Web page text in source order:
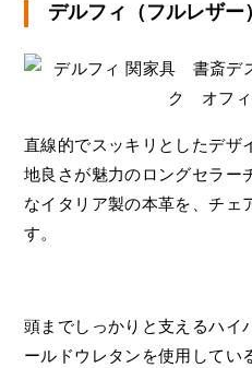
デルフィ（フルレザー）
直線的でスッキリとしたデザ
地良さが魅力のロングセラー
なイタリア製の本革を、チェ
す。
頭までしっかりと支えるハイ
ールドウレタンを使用してい